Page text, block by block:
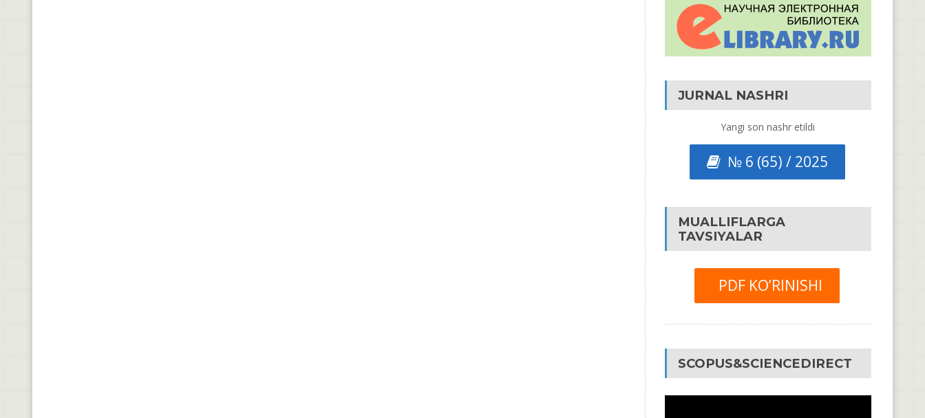
JURNAL NASHRI
Yangi son nashr etildi
№ 6 (65) / 2025
MUALLIFLARGA
TAVSIYALAR
PDF KO’RINISHI
SCOPUS&SCIENCEDIRECT